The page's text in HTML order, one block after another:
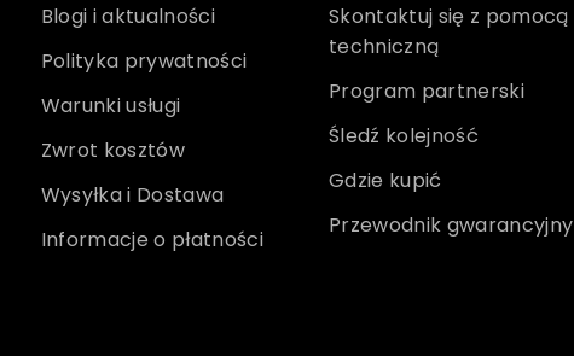
Blogi i aktualności
Polityka prywatności
Warunki usługi
Zwrot kosztów
Wysyłka i Dostawa
Informacje o płatności
Skontaktuj się z pomocą
techniczną
Program partnerski
Śledź kolejność
Gdzie kupić
Przewodnik gwarancyjny